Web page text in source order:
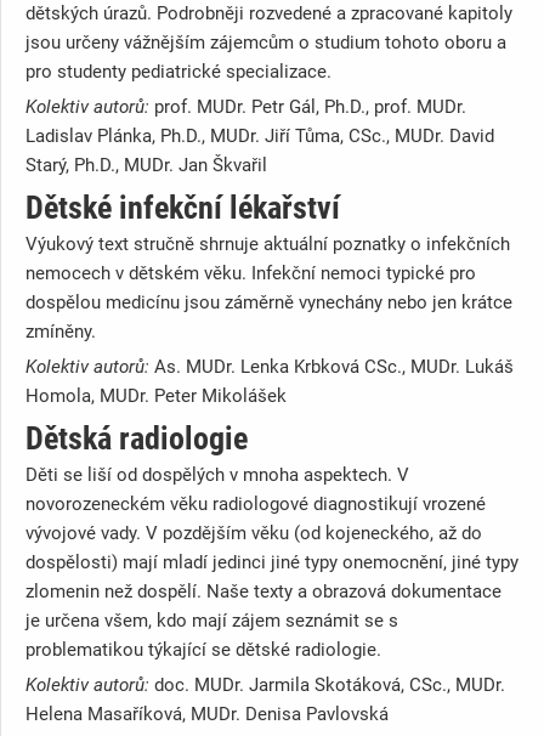
dětských úrazů. Podrobněji rozvedené a zpracované kapitoly
jsou určeny vážnějším zájemcům o studium tohoto oboru a
pro studenty pediatrické specializace.
Kolektiv autorů: prof. MUDr. Petr Gál, Ph.D., prof. MUDr.
Ladislav Plánka, Ph.D., MUDr. Jiří Tůma, CSc., MUDr. David
Starý, Ph.D., MUDr. Jan Škvařil
Dětské infekční lékařství
Výukový text stručně shrnuje aktuální poznatky o infekčních
nemocech v dětském věku. Infekční nemoci typické pro
dospělou medicínu jsou záměrně vynechány nebo jen krátce
zmíněny.
Kolektiv autorů: As. MUDr. Lenka Krbková CSc., MUDr. Lukáš
Homola, MUDr. Peter Mikolášek
Dětská radiologie
Děti se liší od dospělých v mnoha aspektech. V
novorozeneckém věku radiologové diagnostikují vrozené
vývojové vady. V pozdějším věku (od kojeneckého, až do
dospělosti) mají mladí jedinci jiné typy onemocnění, jiné typy
zlomenin než dospělí. Naše texty a obrazová dokumentace
je určena všem, kdo mají zájem seznámit se s
problematikou týkající se dětské radiologie.
Kolektiv autorů: doc. MUDr. Jarmila Skotáková, CSc., MUDr.
Helena Masaříková, MUDr. Denisa Pavlovská